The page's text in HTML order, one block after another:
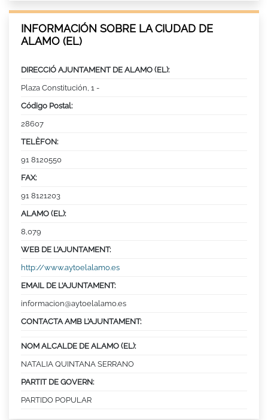
INFORMACIÓN SOBRE LA CIUDAD DE
ALAMO (EL)
DIRECCIÓ AJUNTAMENT DE ALAMO (EL):
Plaza Constitución, 1 -
Código Postal:
28607
TELÈFON:
91 8120550
FAX:
91 8121203
ALAMO (EL):
8,079
WEB DE L’AJUNTAMENT:
http://www.aytoelalamo.es
EMAIL DE L’AJUNTAMENT:
informacion@aytoelalamo.es
CONTACTA AMB L’AJUNTAMENT:
NOM ALCALDE DE ALAMO (EL):
NATALIA QUINTANA SERRANO
PARTIT DE GOVERN:
PARTIDO POPULAR